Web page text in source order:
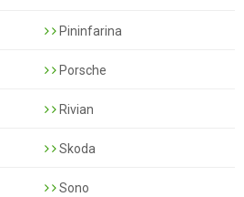
Pininfarina
Porsche
Rivian
Skoda
Sono